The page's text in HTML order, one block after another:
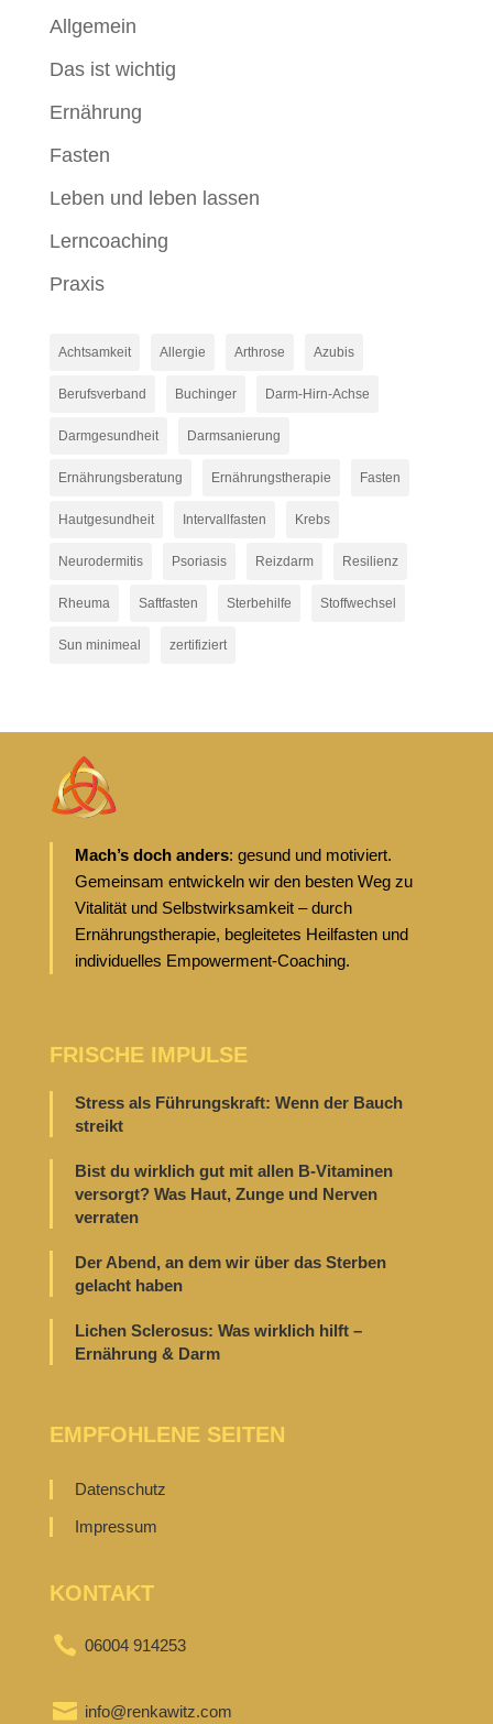
Allgemein
Das ist wichtig
Ernährung
Fasten
Leben und leben lassen
Lerncoaching
Praxis
Achtsamkeit Allergie Arthrose Azubis
Berufsverband Buchinger Darm-Hirn-Achse
Darmgesundheit Darmsanierung
Ernährungsberatung Ernährungstherapie Fasten
Hautgesundheit Intervallfasten Krebs
Neurodermitis Psoriasis Reizdarm Resilienz
Rheuma Saftfasten Sterbehilfe Stoffwechsel
Sun minimeal zertifiziert
Mach’s doch anders: gesund und motiviert.
Gemeinsam entwickeln wir den besten Weg zu
Vitalität und Selbstwirksamkeit – durch
Ernährungstherapie, begleitetes Heilfasten und
individuelles Empowerment-Coaching.
FRISCHE IMPULSE
Stress als Führungskraft: Wenn der Bauch
streikt
Bist du wirklich gut mit allen B-Vitaminen
versorgt? Was Haut, Zunge und Nerven
verraten
Der Abend, an dem wir über das Sterben
gelacht haben
Lichen Sclerosus: Was wirklich hilft –
Ernährung & Darm
EMPFOHLENE SEITEN
Datenschutz
Impressum
KONTAKT
 06004 914253
 info@renkawitz.com